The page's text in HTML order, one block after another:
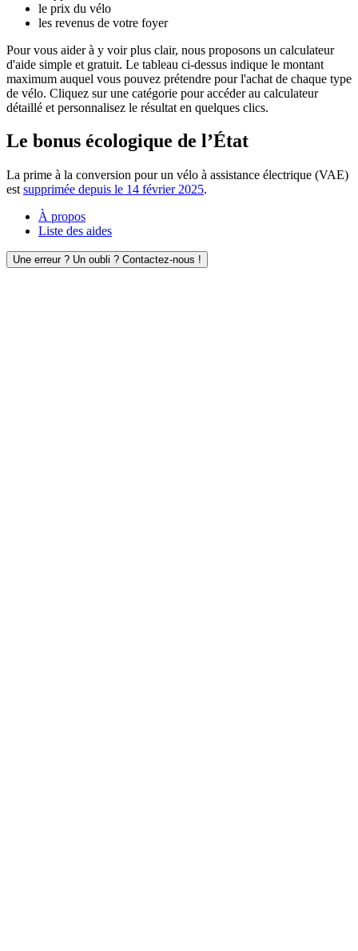
le prix du vélo
les revenus de votre foyer
Pour vous aider à y voir plus clair, nous proposons un calculateur
d'aide simple et gratuit. Le tableau ci-dessus indique le montant
maximum auquel vous pouvez prétendre pour l'achat de chaque type
de vélo. Cliquez sur une catégorie pour accéder au calculateur
détaillé et personnalisez le résultat en quelques clics.
Le bonus écologique de l’État
La prime à la conversion pour un vélo à assistance électrique (VAE)
est supprimée depuis le 14 février 2025.
À propos
Liste des aides
Une erreur ? Un oubli ? Contactez-nous !